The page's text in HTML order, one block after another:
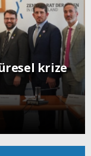
krize